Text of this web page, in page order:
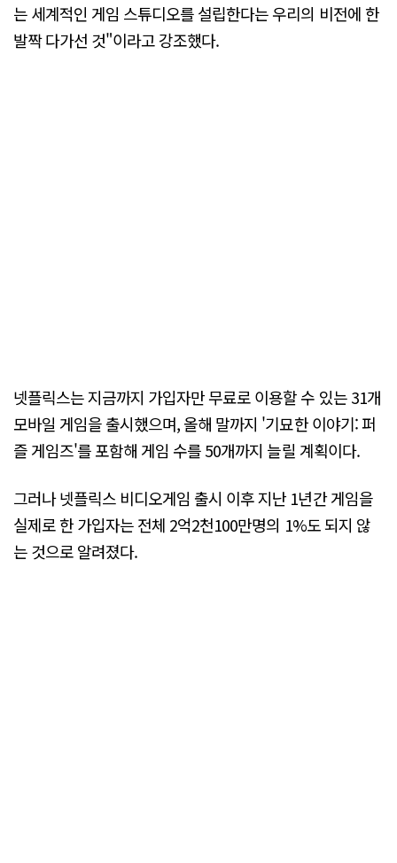
는 세계적인 게임 스튜디오를 설립한다는 우리의 비전에 한
발짝 다가선 것"이라고 강조했다.
넷플릭스는 지금까지 가입자만 무료로 이용할 수 있는 31개
모바일 게임을 출시했으며, 올해 말까지 '기묘한 이야기: 퍼
즐 게임즈'를 포함해 게임 수를 50개까지 늘릴 계획이다.
그러나 넷플릭스 비디오게임 출시 이후 지난 1년간 게임을
실제로 한 가입자는 전체 2억2천100만명의 1%도 되지 않
는 것으로 알려졌다.